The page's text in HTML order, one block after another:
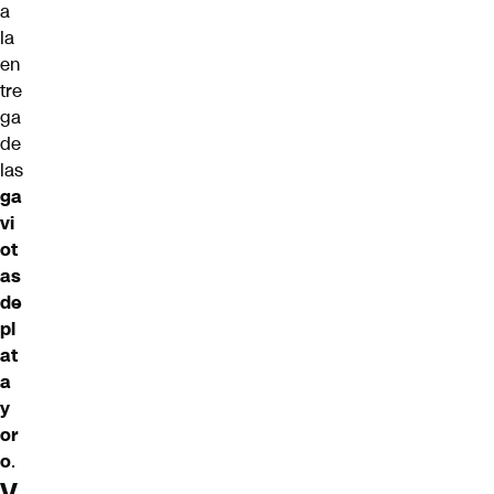
a
la
en
tre
ga
de
las
ga
vi
ot
as
de
pl
at
a
y
or
o.